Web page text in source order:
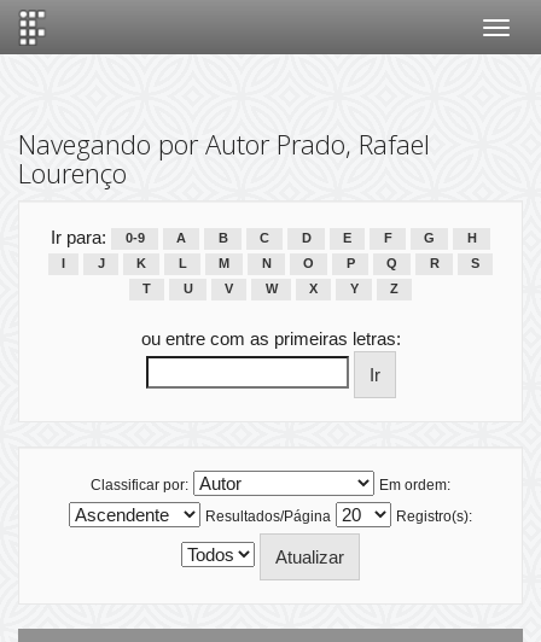
Navegando por Autor Prado, Rafael
Lourenço
Ir para: 0-9 A B C D E F G
H
J K L M N O P Q R
S
T
U V W X Y Z
ou entre com as primeiras letras:
Classificar por:
Em ordem:
Resultados/Página
Registro(s):